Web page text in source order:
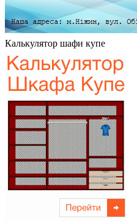
Калькулятор шафи купе